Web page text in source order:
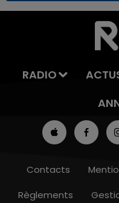
LA TEAM DE
RADIO
Contacts
Règlements